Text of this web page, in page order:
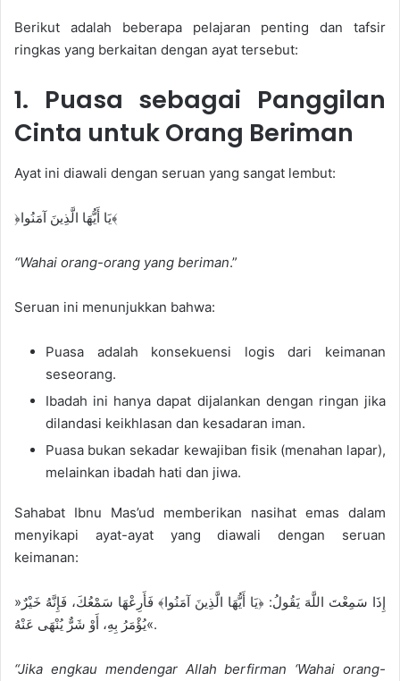
Berikut adalah beberapa pelajaran penting dan tafsir
ringkas yang berkaitan dengan ayat tersebut:
1. Puasa sebagai Panggilan
Cinta untuk Orang Beriman
Ayat ini diawali dengan seruan yang sangat lembut:
﴿يَا أَيُّهَا الَّذِينَ آمَنُوا﴾
“Wahai orang-orang yang beriman.”
Seruan ini menunjukkan bahwa:
Puasa adalah konsekuensi logis dari keimanan
seseorang.
Ibadah ini hanya dapat dijalankan dengan ringan jika
dilandasi keikhlasan dan kesadaran iman.
Puasa bukan sekadar kewajiban fisik (menahan lapar),
melainkan ibadah hati dan jiwa.
Sahabat Ibnu Mas’ud memberikan nasihat emas dalam
menyikapi ayat-ayat yang diawali dengan seruan
keimanan:
»إِذَا سَمِعْتَ اللَّهَ يَقُولُ: ﴿يَا أَيُّهَا الَّذِينَ آمَنُوا﴾ فَأَرِعْهَا سَمْعُكَ، فَإِنَّهُ خَيْرٌ
يُؤْمَرُ بِهِ، أَوْ شَرٌّ يُنْهَى عَنْهُ«.
“Jika engkau mendengar Allah berfirman ‘Wahai orang-